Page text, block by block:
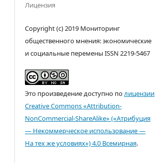
Лицензия
Copyright (c) 2019 Мониторинг
общественного мнения: экономические
и социальные перемены ISSN 2219-5467
Это произведение доступно полицензии
Creative Commons «Attribution-
NonCommercial-ShareAlike» («Атрибуция
— Некоммерческое использование —
На тех же условиях») 4.0 Всемирная.